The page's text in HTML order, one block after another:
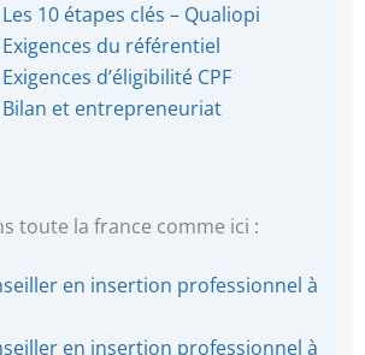
Les 10 étapes clés – Qualiopi
Exigences du référentiel
Exigences d’éligibilité CPF
Bilan et entrepreneuriat
toute la france comme ici :
en insertion professionnel à
en insertion professionnel à